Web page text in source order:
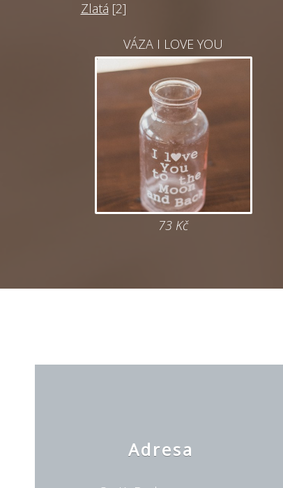
Zlatá [2]
VÁZA I LOVE YOU
73 Kč
Adresa